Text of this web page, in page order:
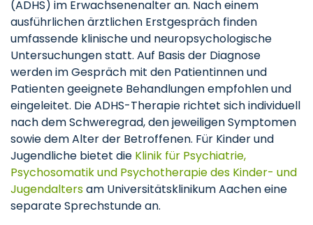
(ADHS) im Erwachsenenalter an. Nach einem
ausführlichen ärztlichen Erstgespräch finden
umfassende klinische und neuropsychologische
Untersuchungen statt. Auf Basis der Diagnose
werden im Gespräch mit den Patientinnen und
Patienten geeignete Behandlungen empfohlen und
eingeleitet. Die ADHS-Therapie richtet sich individuell
nach dem Schweregrad, den jeweiligen Symptomen
sowie dem Alter der Betroffenen. Für Kinder und
Jugendliche bietet die Klinik für Psychiatrie,
Psychosomatik und Psychotherapie des Kinder- und
Jugendaltersam Universitätsklinikum Aachen eine
separate Sprechstunde an.